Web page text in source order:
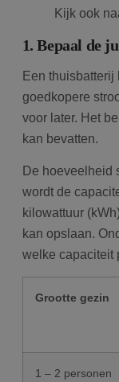
Kijk ook
1. Bepaal de
Een
goedkopere
voor later. Het
kan bevatten.
De hoeveelheid
wordt de
kilowattuur
kan opslaan.
welke capaciteit
Grootte gezin
1 – 2 personen